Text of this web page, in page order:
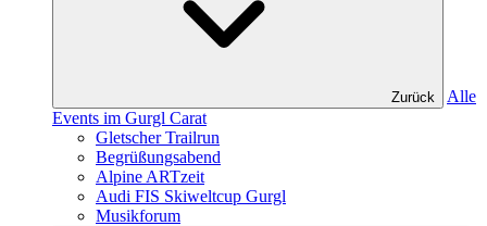
Zurück
Alle
Events im Gurgl Carat
Gletscher Trailrun
Begrüßungsabend
Alpine ARTzeit
Audi FIS Skiweltcup Gurgl
Musikforum